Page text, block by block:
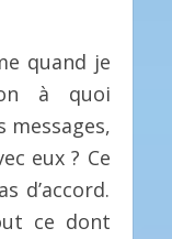
quand je
à quoi
messages,
eux ? Ce
d’accord.
ce dont